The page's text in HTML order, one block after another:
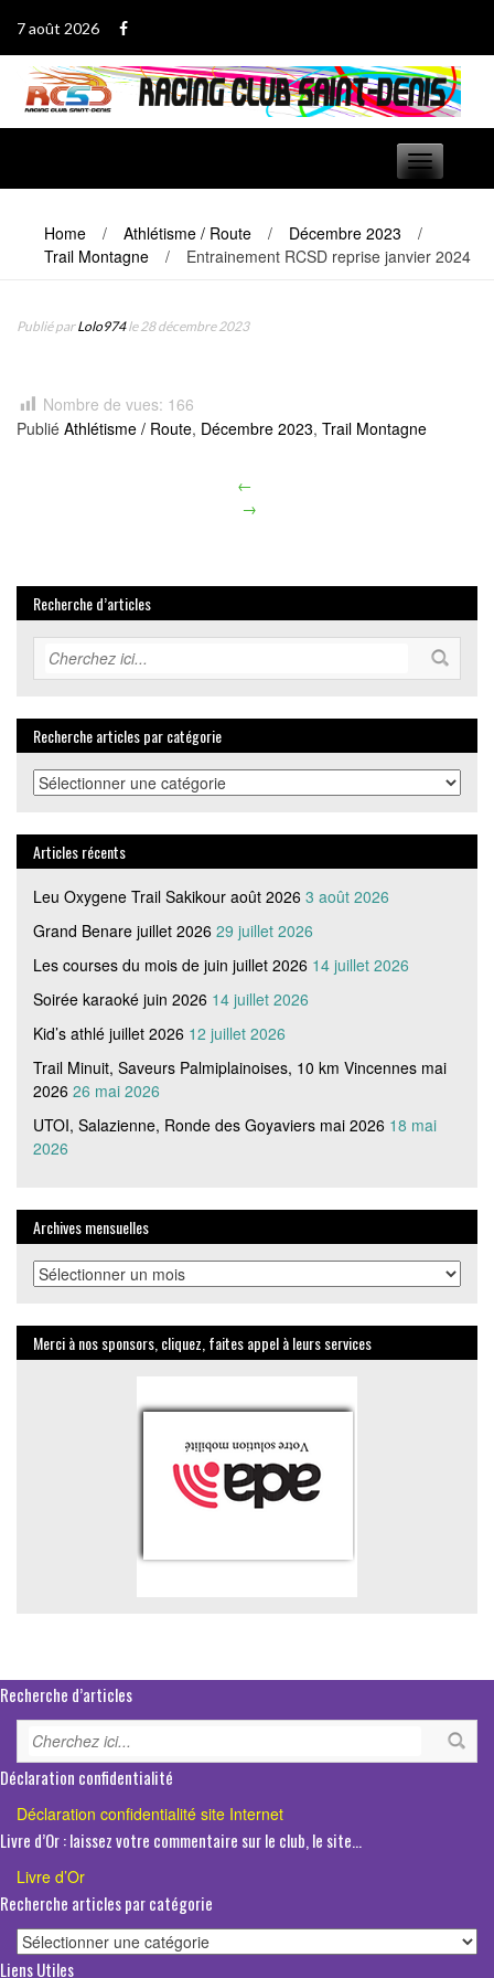
contenu
7 août 2026
Basculer
navigation
Home / Athlétisme / Route / Décembre 2023
/
Trail Montagne
/ Entrainement RCSD reprise janvier 2024
Publié parLolo974le 28 décembre 2023
Nombre de vues: 166
Publié Athlétisme / Route, Décembre 2023, Trail Montagne
←
→
Recherche d’articles
Recherche articles par catégorie
Recherche
articles
catégorie
Articles récents
Leu Oxygene Trail Sakikour août 2026 3 août 2026
Grand Benare juillet 2026 29 juillet 2026
Les courses du mois de juin juillet 2026 14 juillet 2026
Soirée karaoké juin 2026 14 juillet 2026
Kid’s athlé juillet 2026 12 juillet 2026
Trail Minuit, Saveurs Palmiplainoises, 10 km Vincennes mai
2026 26 mai 2026
UTOI, Salazienne, Ronde des Goyaviers mai 2026 18 mai
2026
Archives mensuelles
Archives
mensuelles
Merci à nos sponsors, cliquez, faites appel à leurs services
Recherche d’articles
Déclaration confidentialité
Déclaration confidentialité site Internet
Livre d’Or : laissez votre commentaire sur le club, le site…
Livre d’Or
Recherche articles par catégorie
Recherche
articles
Liens Utiles